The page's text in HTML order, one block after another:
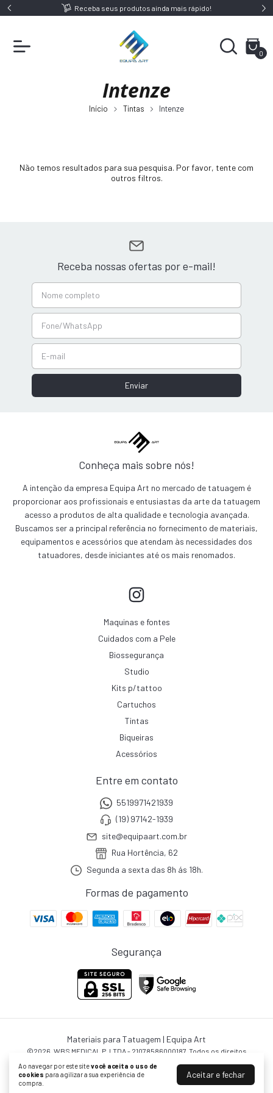
Receba seus produtos ainda mais rápido!
0
Ao navegar por este sitevocê aceita o uso de
cookies para agilizar a sua experiência de
compra.
Aceitar e fechar
Intenze
Início Tintas Intenze
Não temos resultados para sua pesquisa. Por favor, tente com
outros filtros.
Receba nossas ofertas por e-mail!
Conheça mais sobre nós!
A intenção da empresa Equipa Art no mercado de tatuagem é
proporcionar aos profissionais e entusiastas da arte da tatuagem
acesso a produtos de alta qualidade e tecnologia avançada.
Buscamos ser a principal referência no fornecimento de materiais,
equipamentos e acessórios que atendam às necessidades dos
tatuadores, desde iniciantes até os mais renomados.
Maquinas e fontes
Cuidados com a Pele
Biossegurança
Studio
Kits p/tattoo
Cartuchos
Tintas
Biqueiras
Acessórios
Entre em contato
5519971421939
(19) 97142-1939
site@equipaart.com.br
Rua Hortência, 62
Segunda a sexta das 8h ás 18h.
Formas de pagamento
Segurança
Materiais para Tatuagem | Equipa Art
©2026. WBS MEDICAL P. LTDA - 21078586000187. Todos os direitos